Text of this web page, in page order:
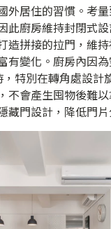
外居住的習慣。考
此廚房維持封閉式
造拼接的拉門，維
有變化。廚房內因
特別在轉角處設計
不會產生囤物後難
藏門設計，降低門